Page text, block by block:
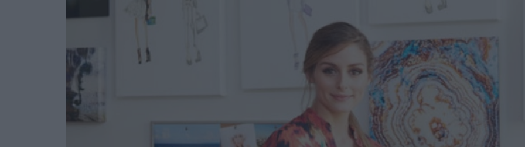
Αφιερώματα
Hautes Grecians Market News